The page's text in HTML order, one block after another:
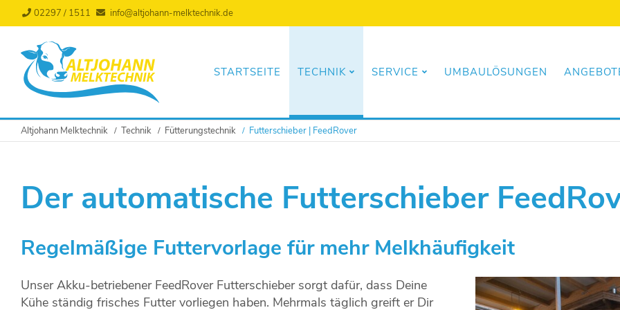
02297 / 1511 info@altjohann-melktechnik.de
STARTSEITE TECHNIK SERVICE UMBAULÖSUNGEN
Altjohann Melktechnik Technik Fütterungstechnik Futterschieber | FeedRover
Der automatische Futterschieber
Regelmäßige Futtervorlage für mehr Melkhäufigkeit
Unser Akku-betriebener FeedRover Futterschieber sorgt dafür, dass Deine
Kühe ständig frisches Futter vorliegen haben. Mehrmals täglich greift er Dir